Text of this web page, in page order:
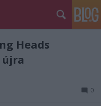
Heads
0